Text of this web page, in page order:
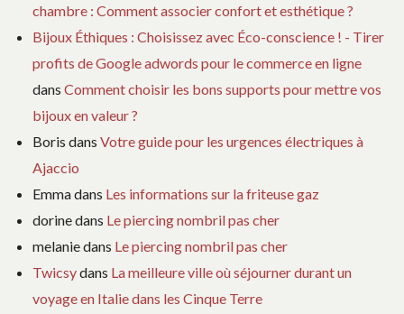
chambre : Comment associer confort et esthétique ?
Bijoux Éthiques : Choisissez avec Éco-conscience ! - Tirer
profits de Google adwords pour le commerce en ligne
dans Comment choisir les bons supports pour mettre vos
bijoux en valeur ?
Boris dans Votre guide pour les urgences électriques à
Ajaccio
Emmadans Les informations sur la friteuse gaz
dorinedans Le piercing nombril pas cher
melaniedans Le piercing nombril pas cher
Twicsydans La meilleure ville où séjourner durant un
voyage en Italie dans les Cinque Terre